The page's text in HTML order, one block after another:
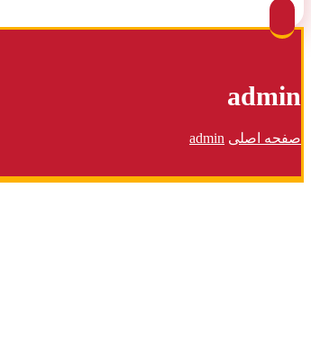
admin
صفحه اصلی admin